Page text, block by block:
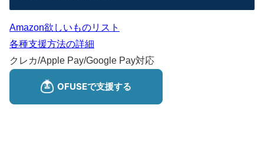
Amazon欲しいものリスト
各種支援方法の詳細
クレカ/Apple Pay/Google Pay対応